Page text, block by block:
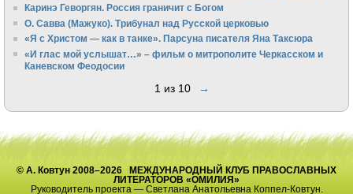
Каринэ Геворгян. Россия граничит с Богом
О. Савва (Мажуко). Трибунал над Русской церковью
«Я с Христом — как в танке». Парсуна писателя Яна Таксюра
«И глас мой услышат…» – фильм о митрополите Черкасском и
Каневском Феодосии
1 из 10 →
© А. Ковтун 2008–2026 МЕЖДУНАРОДНЫЙ КЛУБ ПРАВОСЛАВНЫХ
ЛИТЕРАТОРОВ «ОМИЛИЯ»
Руководитель проекта — Светлана Анатольевна Коппел-Ковтун.